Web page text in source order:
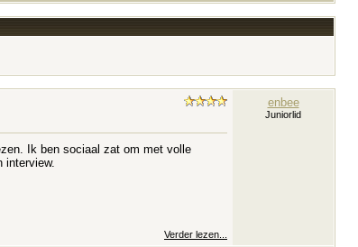
Ik ben sociaal zat om met volle
interview.
Verder lezen...
enbee
Juniorlid